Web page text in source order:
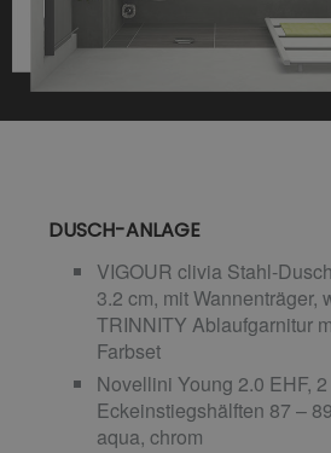
DUSCH-ANLAGE
VIGOUR clivia Stahl-
3.2 cm, mit Wannenträger,
TRINNITY Ablaufgarnitur
Farbset
Novellini Young 2.0 EHF, 2
Eckeinstiegshälften 87 –
aqua, chrom